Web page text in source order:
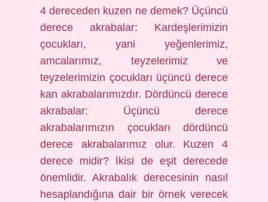
4 dereceden kuzen ne demek? Üçüncü
derece akrabalar: Kardeşlerimizin
çocukları, yani yeğenlerimiz,
amcalarımız, teyzelerimiz ve
teyzelerimizin çocukları üçüncü derece
kan akrabalarımızdır. Dördüncü derece
akrabalar: Üçüncü derece
akrabalarımızın çocukları dördüncü
derece akrabalarımız olur. Kuzen 4
derece midir? İkisi de eşit derecede
önemlidir. Akrabalık derecesinin nasıl
hesaplandığına dair bir örnek verecek